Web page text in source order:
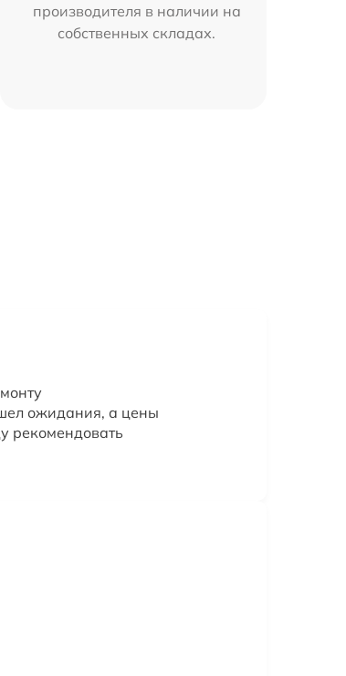
производителя в наличии на
собственных складах.
ожидания, а цены
рекомендовать